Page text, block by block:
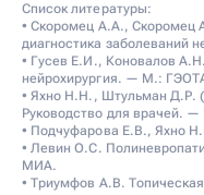
Список литературы:
• Скоромец А.А., Скоромец
диагностика заболеваний
• Гусев Е.И., Коновалов
нейрохирургия. — М.:
• Яхно Н.Н., Штульман Д.Р.
Руководство для врачей.
• Подчуфарова Е.В., Яхно
• Левин О.С.
МИА.
• Триумфов А.В.